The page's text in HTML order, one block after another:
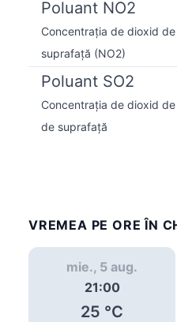
Poluant NO2
Concentrația de dioxid
suprafață (NO2)
Poluant SO2
Concentrația de dioxid de
de suprafață
VREMEA PE ORE ÎN
mie., 5 aug.
21:00
25 °C